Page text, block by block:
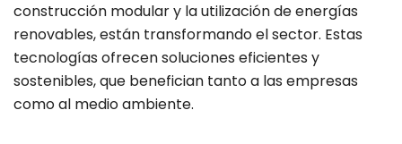
construcción modular y la utilización de energías
renovables, están transformando el sector. Estas
tecnologías ofrecen soluciones eficientes y
sostenibles, que benefician tanto a las empresas
como al medio ambiente.